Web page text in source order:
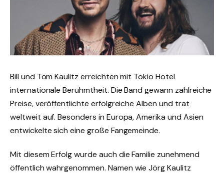
Bill und Tom Kaulitz erreichten mit Tokio Hotel
internationale Berühmtheit. Die Band gewann zahlreiche
Preise, veröffentlichte erfolgreiche Alben und trat
weltweit auf. Besonders in Europa, Amerika und Asien
entwickelte sich eine große Fangemeinde.
Mit diesem Erfolg wurde auch die Familie zunehmend
öffentlich wahrgenommen. Namen wie Jörg Kaulitz